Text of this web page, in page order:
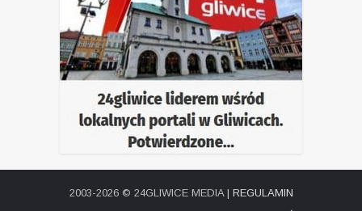
2003-2026 © 24GLIWICE MEDIA | REGULAMIN